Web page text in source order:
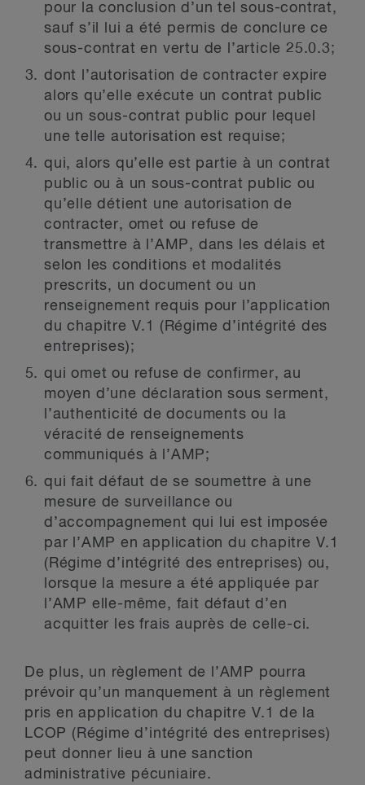
pour la conclusion d’un tel sous-contrat,
sauf s’il lui a été permis de conclure ce
sous-contrat en vertu de l’article 25.0.3;
dont l’autorisation de contracter expire
alors qu’elle exécute un contrat public
ou un sous-contrat public pour lequel
une telle autorisation est requise;
qui, alors qu’elle est partie à un contrat
public ou à un sous-contrat public ou
qu’elle détient une autorisation de
contracter, omet ou refuse de
transmettre à l’AMP, dans les délais et
selon les conditions et modalités
prescrits, un document ou un
renseignement requis pour l’application
du chapitre V.1 (Régime d’intégrité des
entreprises);
qui omet ou refuse de confirmer, au
moyen d’une déclaration sous serment,
l’authenticité de documents ou la
véracité de renseignements
communiqués à l’AMP;
qui fait défaut de se soumettre à une
mesure de surveillance ou
d’accompagnement qui lui est imposée
par l’AMP en application du chapitre V.1
(Régime d’intégrité des entreprises) ou,
lorsque la mesure a été appliquée par
l’AMP elle-même, fait défaut d’en
acquitter les frais auprès de celle-ci.
De plus, un règlement de l’AMP pourra
prévoir qu’un manquement à un règlement
pris en application du chapitre V.1 de la
LCOP (Régime d’intégrité des entreprises)
peut donner lieu à une sanction
administrative pécuniaire.